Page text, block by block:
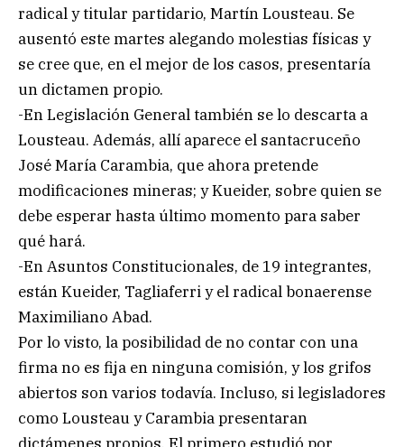
radical y titular partidario, Martín Lousteau. Se
ausentó este martes alegando molestias físicas y
se cree que, en el mejor de los casos, presentaría
un dictamen propio.
-En Legislación General también se lo descarta a
Lousteau. Además, allí aparece el santacruceño
José María Carambia, que ahora pretende
modificaciones mineras; y Kueider, sobre quien se
debe esperar hasta último momento para saber
qué hará.
-En Asuntos Constitucionales, de 19 integrantes,
están Kueider, Tagliaferri y el radical bonaerense
Maximiliano Abad.
Por lo visto, la posibilidad de no contar con una
firma no es fija en ninguna comisión, y los grifos
abiertos son varios todavía. Incluso, si legisladores
como Lousteau y Carambia presentaran